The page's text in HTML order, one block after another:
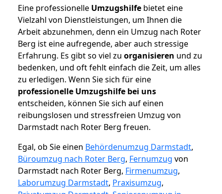
Eine professionelle Umzugshilfe bietet eine
Vielzahl von Dienstleistungen, um Ihnen die
Arbeit abzunehmen, denn ein Umzug nach Roter
Berg ist eine aufregende, aber auch stressige
Erfahrung. Es gibt so viel zu organisieren und zu
bedenken, und oft fehlt einfach die Zeit, um alles
zu erledigen. Wenn Sie sich für eine
professionelle Umzugshilfe bei uns
entscheiden, können Sie sich auf einen
reibungslosen und stressfreien Umzug von
Darmstadt nach Roter Berg freuen.
Egal, ob Sie einen Behördenumzug Darmstadt,
Büroumzug nach Roter Berg, Fernumzug von
Darmstadt nach Roter Berg, Firmenumzug,
Laborumzug Darmstadt, Praxisumzug,